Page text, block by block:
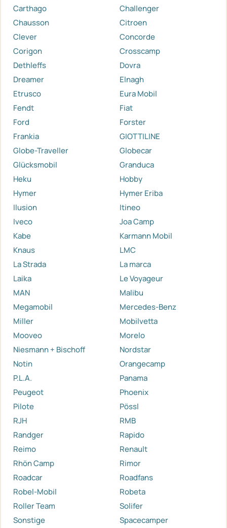
Carthago
Challenger
Chausson
Citroen
Clever
Concorde
Corigon
Crosscamp
Dethleffs
Dovra
Dreamer
Elnagh
Etrusco
Eura Mobil
Fendt
Fiat
Ford
Forster
Frankia
GIOTTILINE
Globe-Traveller
Globecar
Glücksmobil
Granduca
Heku
Hobby
Hymer
Hymer Eriba
Ilusion
Itineo
Iveco
Joa Camp
Kabe
Karmann Mobil
Knaus
LMC
La Strada
La marca
Laika
Le Voyageur
MAN
Malibu
Megamobil
Mercedes-Benz
Miller
Mobilvetta
Mooveo
Morelo
Niesmann + Bischoff
Nordstar
Notin
Orangecamp
P.L.A.
Panama
Peugeot
Phoenix
Pilote
Pössl
RJH
RMB
Randger
Rapido
Reimo
Renault
Rhön Camp
Rimor
Roadcar
Roadfans
Robel-Mobil
Robeta
Roller Team
Solifer
Sonstige
Spacecamper